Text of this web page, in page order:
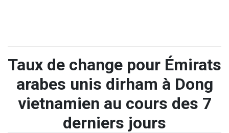
Taux de change pour Émirats
arabes unis dirham à Dong
vietnamien au cours des 7
derniers jours